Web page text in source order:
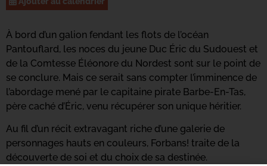
À bord d’un galion fendant les flots de l’océan
Pantouflard, les noces du jeune Duc Éric du Sudouest et
de la Comtesse Éléonore du Nordest sont sur le point de
se conclure. Mais ce serait sans compter l’imminence de
l’abordage mené par le capitaine pirate Barbe-En-Tas,
père caché d’Éric, venu récupérer son unique héritier.
Au fil d’un récit extravagant riche d’une galerie de
personnages hauts en couleurs, Forbans! traite de la
découverte de soi et du choix de sa destinée.